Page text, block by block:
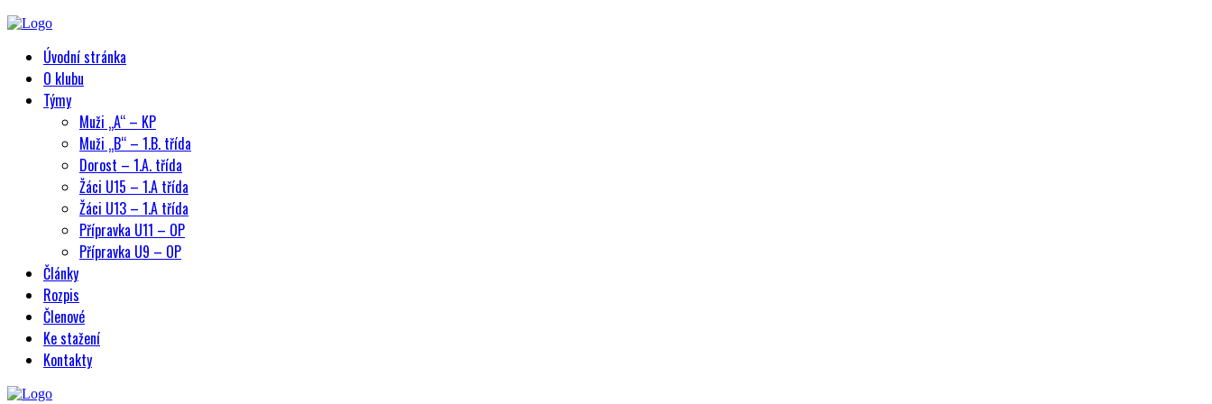
Úvodní stránka
O klubu
Týmy
Muži „A“ – KP
Muži „B“ – 1.B. třída
Dorost – 1.A. třída
Žáci U15 – 1.A třída
Žáci U13 – 1.A třída
Přípravka U11 – OP
Přípravka U9 – OP
Články
Rozpis
Členové
Ke stažení
Kontakty